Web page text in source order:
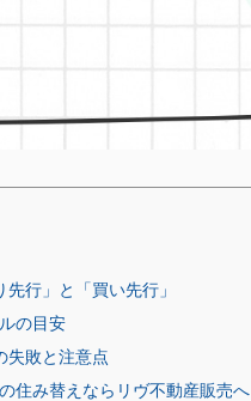
行」と「買い先行」
の目安
失敗と注意点
住み替えならリヴ不動産販売へ